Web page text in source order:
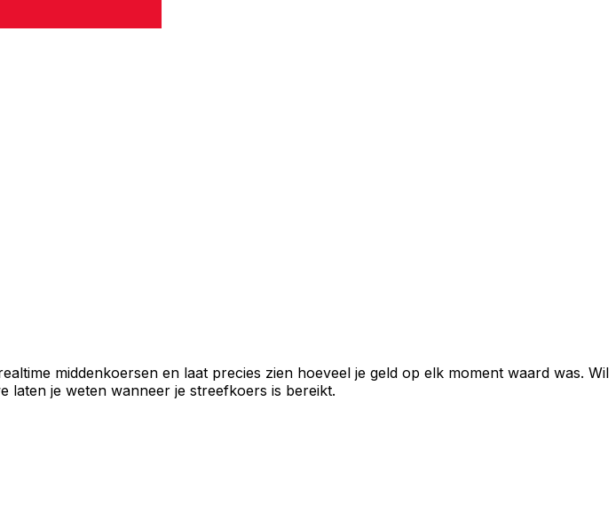
middenkoersen en laat precies zien hoeveel je geld op elk moment waard was. Wil
laten je weten wanneer je streefkoers is bereikt.